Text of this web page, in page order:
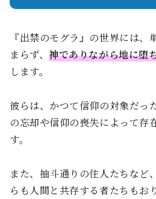
『出禁のモグラ』の世界には、
まらず、神でありながら地に堕
します。
彼らは、かつて信仰の対象だっ
の忘却や信仰の喪失によって存
す。
また、抽斗通りの住人たちなど
らも人間と共存する者たちもお